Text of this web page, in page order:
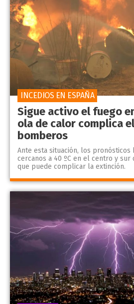
Sigue activo el fuego
ola de calor complica
bomberos
Ante esta situación, los pronósticos
cercanos a 40 ºC en el centro y sur
que puede complicar la extinción.
INCEDIOS EN ESPAÑA